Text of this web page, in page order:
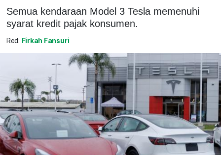
Semua kendaraan Model 3 Tesla memenuhi
syarat kredit pajak konsumen.
Red: Firkah Fansuri